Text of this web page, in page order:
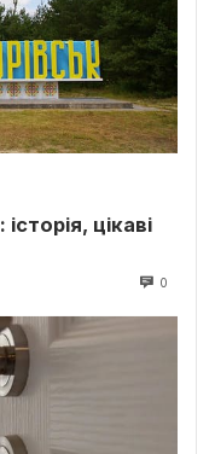
цікаві
0